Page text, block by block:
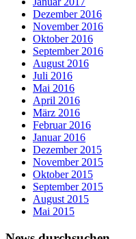
Dezember 2016
November 2016
Oktober 2016
September 2016
August 2016
Juli 2016
Mai 2016
April 2016
März 2016
Februar 2016
Januar 2016
Dezember 2015
November 2015
Oktober 2015
September 2015
August 2015
Mai 2015